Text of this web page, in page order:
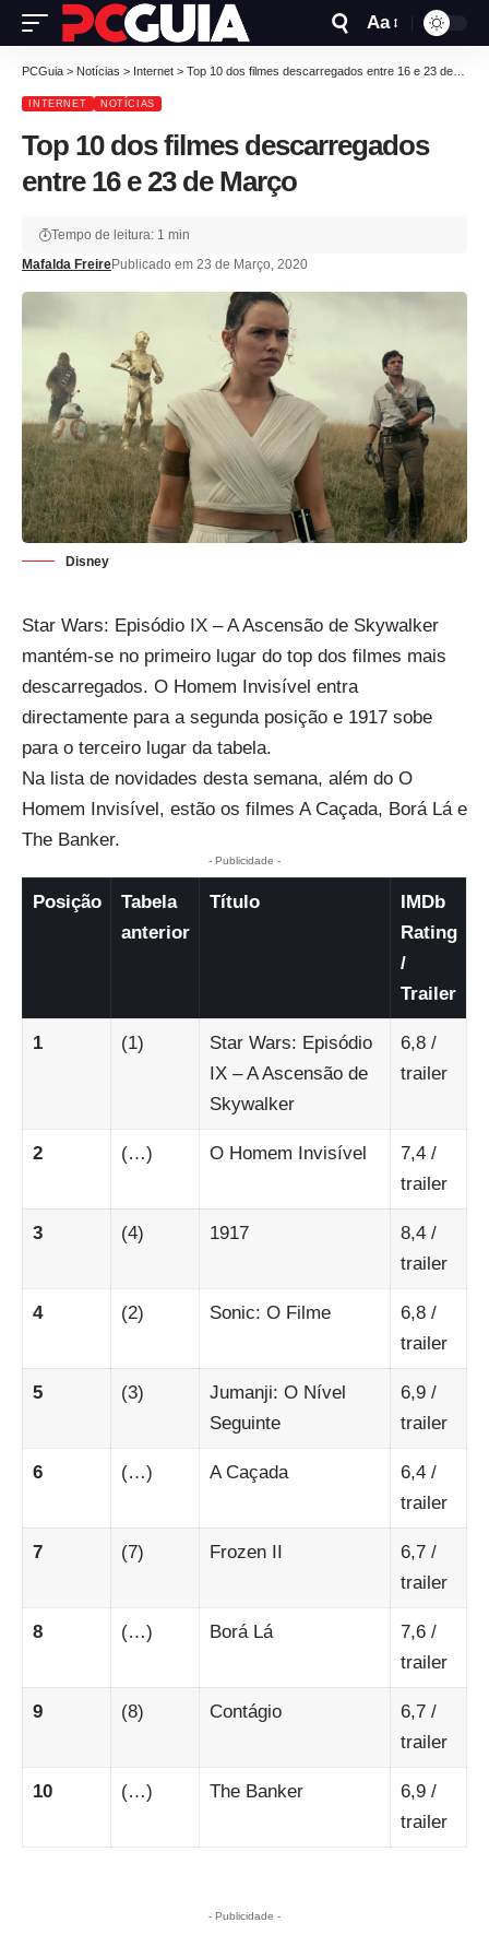
Aa
PCGuia > Notícias > Internet > Top 10 dos filmes descarregados entre 16 e 23 de Março
INTERNET NOTÍCIAS
Top 10 dos filmes descarregados
entre 16 e 23 de Março
Mafalda FreirePublicado em 23 de Março, 2020
Tempo de leitura: 1 min
Disney
Star Wars: Episódio IX – A Ascensão de Skywalker
mantém-se no primeiro lugar do top dos filmes mais
descarregados. O Homem Invisível entra
directamente para a segunda posição e 1917 sobe
para o terceiro lugar da tabela.
Na lista de novidades desta semana, além do O
Homem Invisível, estão os filmes A Caçada, Borá Lá e
The Banker.
- Publicidade -
Posição
Tabela
anterior
Título
IMDb
Rating
/
Trailer
1 (1)
Star Wars: Episódio
IX – A Ascensão de
Skywalker
6,8/
trailer
2 (…) O Homem Invisível 7,4/
trailer
3 (4) 1917 8,4/
trailer
4 (2) Sonic: O Filme 6,8/
trailer
5 (3)
Jumanji: O Nível
Seguinte
6,9/
trailer
6 (…) A Caçada 6,4/
trailer
7 (7) Frozen II 6,7/
trailer
8 (…) Borá Lá 7,6/
trailer
9 (8) Contágio 6,7/
trailer
10 (…) The Banker 6,9/
trailer
- Publicidade -